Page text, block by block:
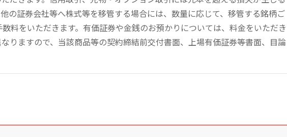
の証券会社等へ株式等を移管する場合には、数量に応じて、移管する銘柄ご
料をいただきます。有価証券や金銭のお預かりについては、料金をいただき
りますので、当該商品等の契約締結前交付書面、上場有価証券等書面、目論